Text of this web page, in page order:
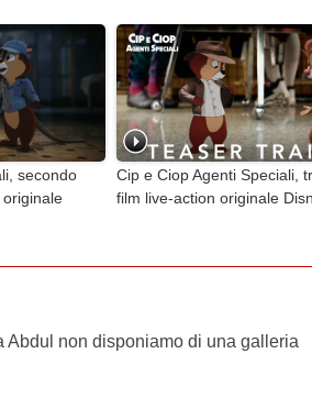
secondo
Cip e Ciop Agenti Speciali,
film live-action originale
Abdul non disponiamo di una galleria